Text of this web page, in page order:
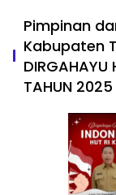
Pimpinan
Kabupaten
DIRGAHAYU
TAHUN 2025